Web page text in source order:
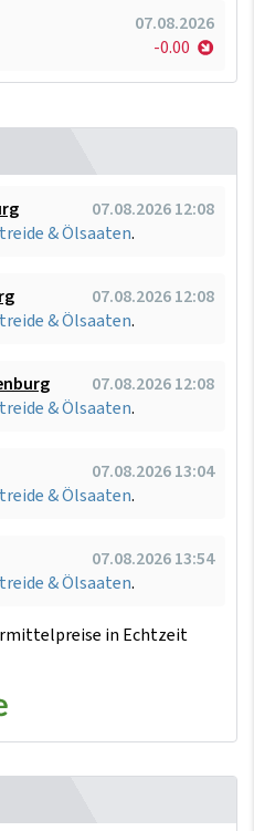
07.08.2026
-0.00
07.08.2026 12:08
& Ölsaaten.
07.08.2026 12:08
& Ölsaaten.
07.08.2026 12:08
& Ölsaaten.
07.08.2026 13:04
& Ölsaaten.
07.08.2026 13:54
& Ölsaaten.
in Echtzeit